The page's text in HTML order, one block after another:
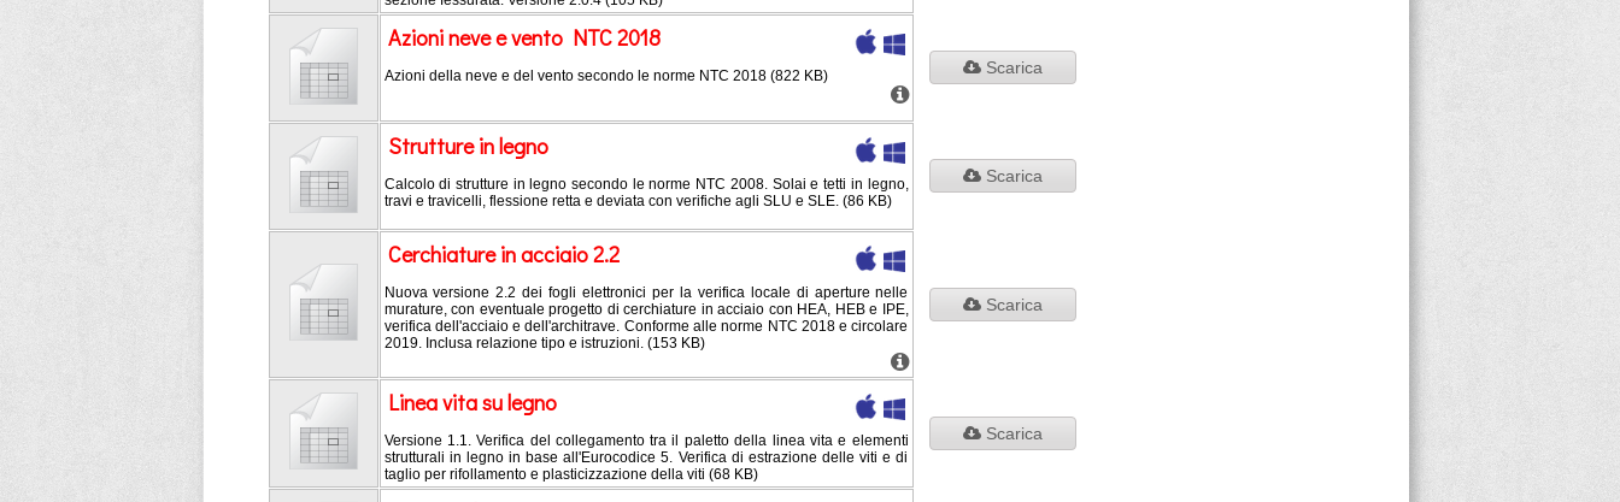
Azioni neve e vento NTC 2018
Azioni della neve e del vento secondo le norme NTC 2018 (822 KB) Scarica
Strutture in legno
Calcolo di strutture in legno secondo le norme NTC 2008. Solai e tetti in legno,
travi e travicelli, flessione retta e deviata con verifiche agli SLU e SLE. (86 KB)
Scarica
Cerchiature in acciaio 2.2
Nuova versione 2.2 dei fogli elettronici per la verifica locale di aperture nelle
murature, con eventuale progetto di cerchiature in acciaio con HEA, HEB e IPE,
verifica dell'acciaio e dell'architrave. Conforme alle norme NTC 2018 e circolare
2019. Inclusa relazione tipo e istruzioni. (153 KB)
Scarica
Linea vita su legno
Versione 1.1. Verifica del collegamento tra il paletto della linea vita e elementi
strutturali in legno in base all'Eurocodice 5. Verifica di estrazione delle viti e di
taglio per rifollamento e plasticizzazione della viti (68 KB)
Scarica